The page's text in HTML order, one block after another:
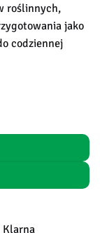
roślinnych,
jako
codziennej
Klarna